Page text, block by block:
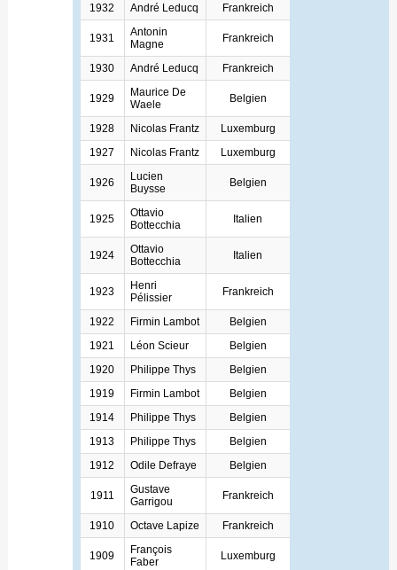
1932 André Leducq Frankreich
1931
Antonin
Magne
Frankreich
1930 André Leducq Frankreich
1929
Maurice De
Waele
Belgien
1928 Nicolas Frantz
Luxemburg
1927
Nicolas Frantz Luxemburg
1926
Lucien
Buysse
Belgien
1925
Ottavio
Bottecchia
Italien
1924
Ottavio
Bottecchia
Italien
1923
Henri
Pélissier
Frankreich
1922 Firmin Lambot
Belgien
1921
Léon Scieur
Belgien
1920
Philippe Thys
Belgien
1919
Firmin Lambot
Belgien
1914
Philippe Thys
Belgien
1913
Philippe Thys
Belgien
1912
Odile Defraye Belgien
1911
Gustave
Garrigou
Frankreich
1910 Octave Lapize Frankreich
1909
François
Faber
Luxemburg